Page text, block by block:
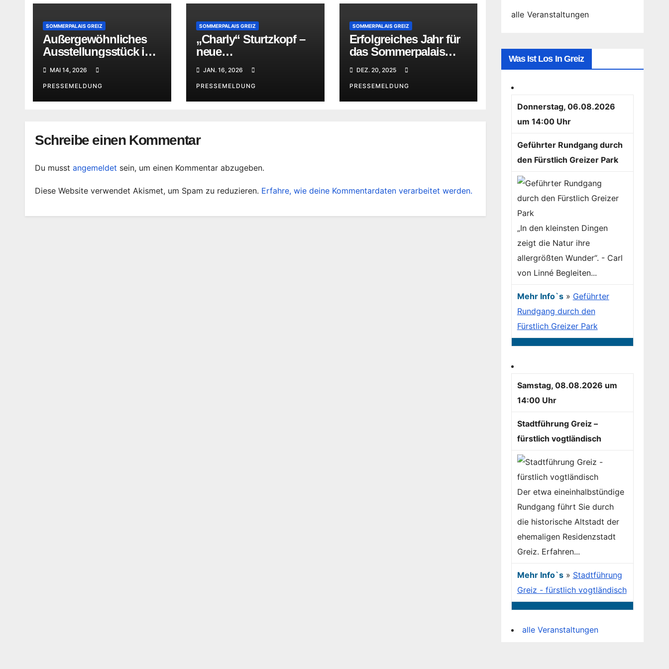
SOMMERPALAIS GREIZ
Außergewöhnliches
Ausstellungsstück im
MAI 14, 2026
PRESSEMELDUNG
SOMMERPALAIS GREIZ
„Charly“ Sturtzkopf –
neue
im Sommerpalais
JAN. 16, 2026
PRESSEMELDUNG
SOMMERPALAIS GREIZ
Erfolgreiches Jahr für
das Sommerpalais
DEZ. 20, 2025
PRESSEMELDUNG
Schreibe einen Kommentar
Du musst angemeldet sein, um einen Kommentar abzugeben.
Diese Website verwendet Akismet, um Spam zu reduzieren. Erfahre, wie deine Kommentardaten verarbeitet werden.
alle Veranstaltungen
Was Ist Los In Greiz
Donnerstag, 06.08.2026
um 14:00 Uhr
Geführter Rundgang durch
den Fürstlich Greizer Park
„In den kleinsten Dingen
zeigt die Natur ihre
allergrößten Wunder“. - Carl
von Linné Begleiten...
Mehr Info`s» Geführter
Rundgang durch den
Fürstlich Greizer Park
Samstag, 08.08.2026 um
14:00 Uhr
Stadtführung Greiz –
fürstlich vogtländisch
Der etwa eineinhalbstündige
Rundgang führt Sie durch
die historische Altstadt der
ehemaligen Residenzstadt
Greiz. Erfahren...
Mehr Info`s» Stadtführung
Greiz - fürstlich vogtländisch
alle Veranstaltungen